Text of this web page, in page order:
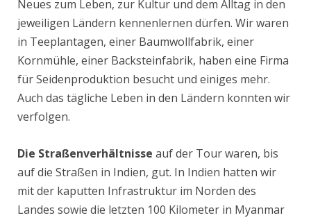
Neues zum Leben, zur Kultur und dem Alltag in den
jeweiligen Ländern kennenlernen dürfen. Wir waren
in Teeplantagen, einer Baumwollfabrik, einer
Kornmühle, einer Backsteinfabrik, haben eine Firma
für Seidenproduktion besucht und einiges mehr.
Auch das tägliche Leben in den Ländern konnten wir
verfolgen.
Die Straßenverhältnisse auf der Tour waren, bis
auf die Straßen in Indien, gut. In Indien hatten wir
mit der kaputten Infrastruktur im Norden des
Landes sowie die letzten 100 Kilometer in Myanmar